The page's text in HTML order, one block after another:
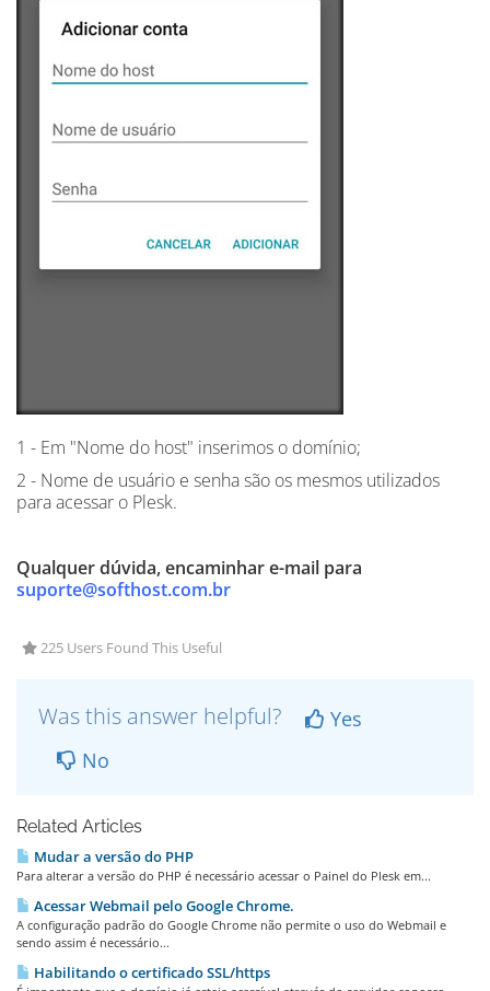
1 - Em "Nome do host" inserimos o domínio;
2 - Nome de usuário e senha são os mesmos utilizados
para acessar o Plesk.
Qualquer dúvida, encaminhar e-mail para
suporte@softhost.com.br
225 Users Found This Useful
Was this answer helpful?
Yes
No
Related Articles
Mudar a versão do PHP
Para alterar a versão do PHP é necessário acessar o Painel do Plesk em...
Acessar Webmail pelo Google Chrome.
A configuração padrão do Google Chrome não permite o uso do Webmail e
sendo assim é necessário...
Habilitando o certificado SSL/https